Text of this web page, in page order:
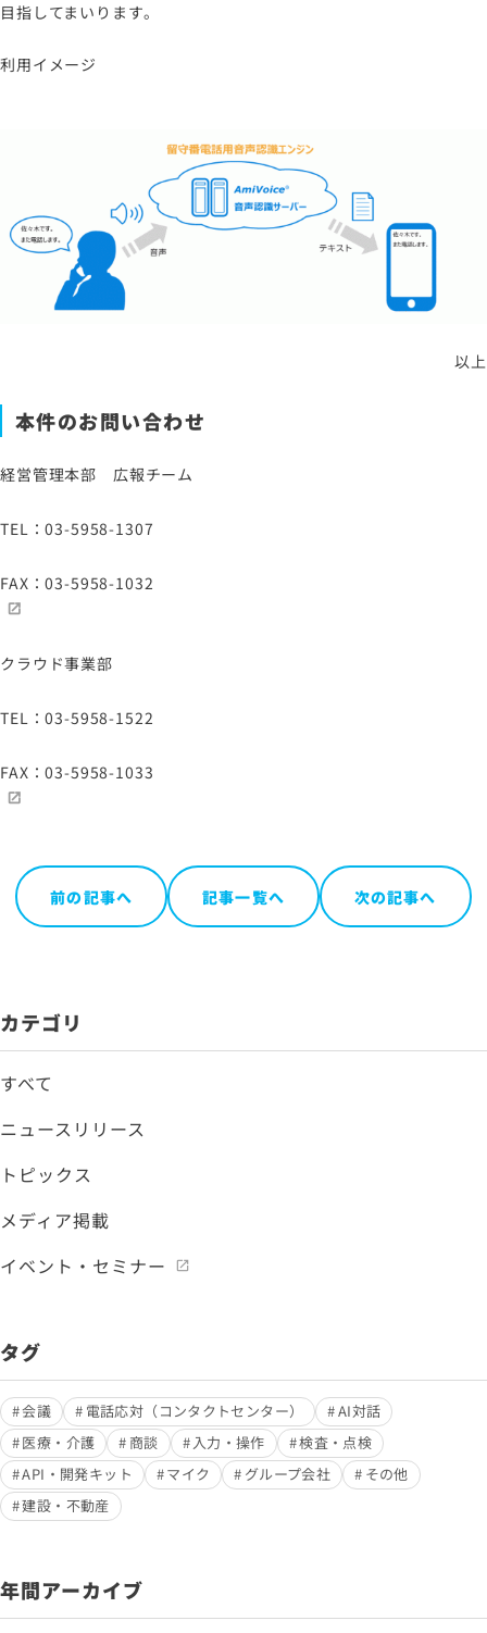
目指してまいります。
利用イメージ
以上
本件のお問い合わせ
経営管理本部 広報チーム
TEL：03-5958-1307
FAX：03-5958-1032
クラウド事業部
TEL：03-5958-1522
FAX：03-5958-1033
前の記事へ 記事一覧へ 次の記事へ
カテゴリ
すべて
ニュースリリース
トピックス
メディア掲載
イベント・セミナー
タグ
会議 電話応対（コンタクトセンター）
AI対話
医療・介護
商談 入力・操作
検査・点検
API・開発キット
マイク グループ会社
その他
建設・不動産
年間アーカイブ